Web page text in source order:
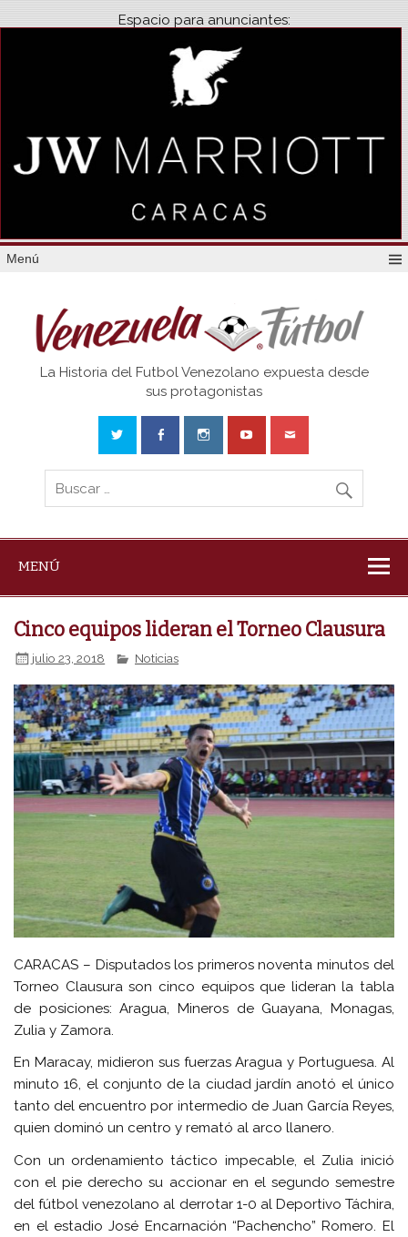
Espacio para anunciantes:
Menú
Venezuela
La Historia del Futbol Venezolano expuesta desde
sus protagonistas
MENÚ
Cinco equipos lideran el Torneo Clausura
julio 23, 2018 Noticias
CARACAS – Disputados los primeros noventa minutos del
Torneo Clausura son cinco equipos que lideran la tabla
de posiciones: Aragua, Mineros de Guayana, Monagas,
Zulia y Zamora.
En Maracay, midieron sus fuerzas Aragua y Portuguesa. Al
minuto 16, el conjunto de la ciudad jardín anotó el único
tanto del encuentro por intermedio de Juan García Reyes,
quien dominó un centro y remató al arco llanero.
Con un ordenamiento táctico impecable, el Zulia inició
con el pie derecho su accionar en el segundo semestre
del fútbol venezolano al derrotar 1-0 al Deportivo Táchira,
en el estadio José Encarnación “Pachencho” Romero. El